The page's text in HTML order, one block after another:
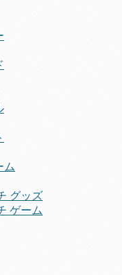
ム
グッズ
ゲーム